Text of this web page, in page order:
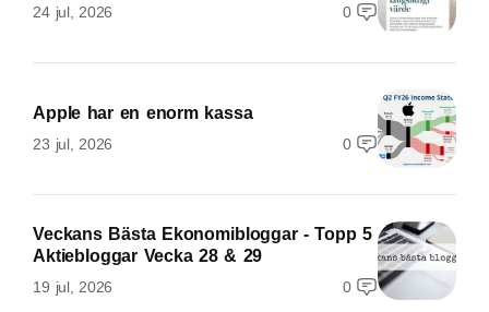
24 jul, 2026 0
Apple har en enorm kassa
23 jul, 2026 0
Veckans Bästa Ekonomibloggar - Topp 5
Aktiebloggar Vecka 28 & 29
19 jul, 2026 0